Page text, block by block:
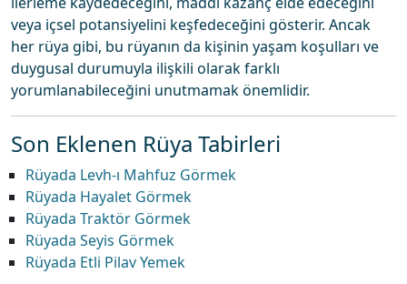
veya içsel potansiyelini keşfedeceğini gösterir. Ancak
her rüya gibi, bu rüyanın da kişinin yaşam koşulları ve
duygusal durumuyla ilişkili olarak farklı
yorumlanabileceğini unutmamak önemlidir.
Son Eklenen Rüya Tabirleri
Rüyada Levh-ı Mahfuz Görmek
Rüyada Hayalet Görmek
Rüyada Traktör Görmek
Rüyada Seyis Görmek
Rüyada Etli Pilav Yemek